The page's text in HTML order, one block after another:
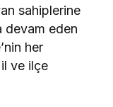
sahiplerine
devam eden
her
il ve ilçe